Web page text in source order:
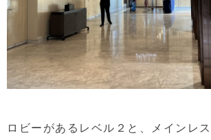
ロビーがあるレベル２と、メインレ